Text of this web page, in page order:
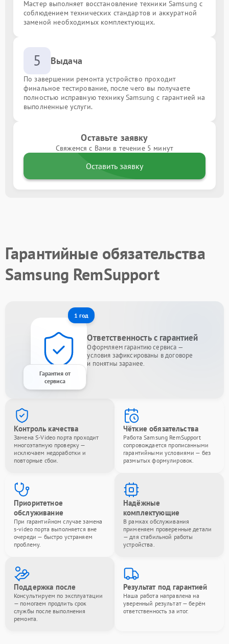
Мастер выполняет восстановление техники Samsung с
соблюдением технических стандартов и аккуратной
заменой необходимых комплектующих.
5 Выдача
По завершении ремонта устройство проходит
финальное тестирование, после чего вы получаете
полностью исправную технику Samsung с гарантией на
выполненные услуги.
Оставьте заявку
Свяжемся с Вами в течение 5 минут
Оставить заявку
Гарантийные обязательства
Samsung RemSupport
1 год
Гарантия от
сервиса
Ответственность с гарантией
Оформляем гарантию сервиса —
условия зафиксированы в договоре
и понятны заранее.
Контроль качества
Замена S-Video порта проходит
многоэтапную проверку —
исключаем недоработки и
повторные сбои.
Чёткие обязательства
Работа Samsung RemSupport
сопровождается прописанными
гарантийными условиями — без
размытых формулировок.
Приоритетное
обслуживание
При гарантийном случае замена
s-video порта выполняется вне
очереди — быстро устраняем
проблему.
Надёжные
комплектующие
В рамках обслуживания
применяем проверенные детали
— для стабильной работы
устройства.
Поддержка после
Консультируем по эксплуатации
— помогаем продлить срок
службы после выполнения
ремонта.
Результат под гарантией
Наша работа направлена на
уверенный результат — берём
ответственность за итог.